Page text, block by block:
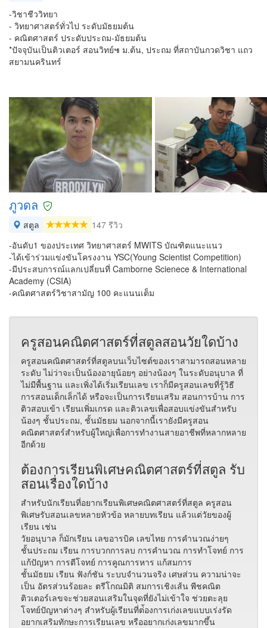
-วิชาชีววิทยา
- วิทยาศาสตร์ทั่วไป ระดับมัธยมต้น
- คณิตศาสตร์ ประดับประถม-มัธยมต้น
*ปัจจุบันเป็นติวเตอร์ สอนวิทย์๚ ม.ต้น, ประถม ที่สถาบันกวดวิชา แถว
สยามนครินทร์
ภูวดล
สตูล
147 รีวิว
-อันดับ1 ของประเทศ วิทยาศาสตร์ MWITS บัณฑิตแนะแนว
-ได้เข้าร่วมแข่งขันโครงงาน YSC(Young Scientist Competition)
-มีประสบการณ์แลกเปลี่ยนที่ Camborne Scienece & International
Academy (CSIA)
-คณิตศาสตร์วิชาสามัญ 100 คะแนนเต็ม
ครูสอนคณิตศาสตร์ที่สตูลสอนวัยใดบ้าง
ครูสอนคณิตศาสตร์ที่สตูลบนเว็บไซต์ของเราสามารถสอนหลาย
ระดับ ไม่ว่าจะเป็นน้องอายุน้อยๆ อย่างน้องๆ ในระดับอนุบาล ที่
ไม่มีพื้นฐาน และเพิ่งได้เริ่มเรียนเลข เราก็มีครูสอนเลขที่รู้วิธี
การสอนเด็กเล็กได้ หรือจะเป็นการเรียนเสริม สอนการบ้าน การ
ติวสอบเข้า เรียนเพิ่มเกรด และติวเลขเพื่อสอบแข่งขันสำหรับ
น้องๆ ชั้นประถม, ชั้นมัธยม นอกจากนี้เรายังมีครูสอน
คณิตศาสตร์สำหรับผู้ใหญ่เพื่อการทำงานสายอาชีพที่หลากหลาย
อีกด้วย
ต้องการเรียนพิเศษคณิตศาสตร์ที่สตูล รับ
สอนเรื่องใดบ้าง
สำหรับนักเรียนที่อยากเรียนพิเศษคณิตศาสตร์ที่สตูล ครูสอน
พิเศษรับสอนเลขหลายหัวข้อ หลายบทเรียน แล้วแต่วัยของผู้
เรียน เช่น
วัยอนุบาล ก็มักเรียน เลขอารบิค เลขไทย การคำนวณง่ายๆ
ชั้นประถม เรียน การบวกการลบ การคำนวณ การทำโจทย์ การ
แก้ปัญหา การตีโจทย์ การคูณการหาร แก้สมการ
ชั้นมัธยม เรียน ฟังก์ชัน ระบบจำนวนจริง เศษส่วน ความน่าจะ
เป็น อัตรส่วนร้อยละ ตรีโกณมิติ สมการเชิงเส้น พีชคณิต
ติวเตอร์เลขจะช่วยสอนเสริมในจุดที่ยังไม่เข้าใจ ช่วยตะลุย
โจทย์ปัญหาต่างๆ สำหรับผู้เรียนที่ต่้องการเก่งเลขแบบเร่งรัด
อยากเสริมทักษะการเรียนเลข หรืออยากเก่งเลขมากขึ้น